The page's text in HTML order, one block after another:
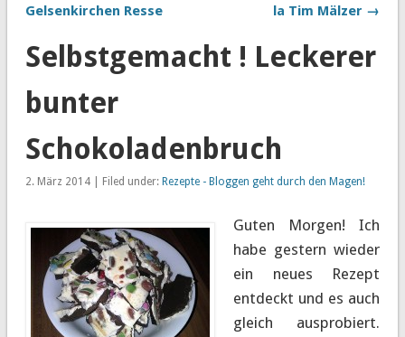
Gelsenkirchen Resse
la Tim Mälzer →
Selbstgemacht ! Leckerer
bunter
Schokoladenbruch
2. März 2014 | Filed under: Rezepte - Bloggen geht durch den Magen!
Guten Morgen! Ich
habe gestern wieder
ein neues Rezept
entdeckt und es auch
gleich ausprobiert.